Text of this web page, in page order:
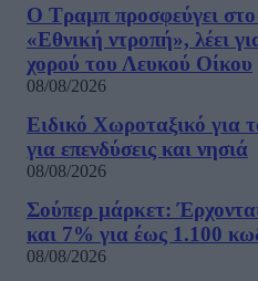
Ο Τραμπ προσφεύγει
«Εθνική ντροπή», λέει
χορού του Λευκού Οίκου
08/08/2026
Ειδικό Χωροταξικό για
για επενδύσεις και νησιά
08/08/2026
Σούπερ μάρκετ:
και 7% για έως 1.100
08/08/2026